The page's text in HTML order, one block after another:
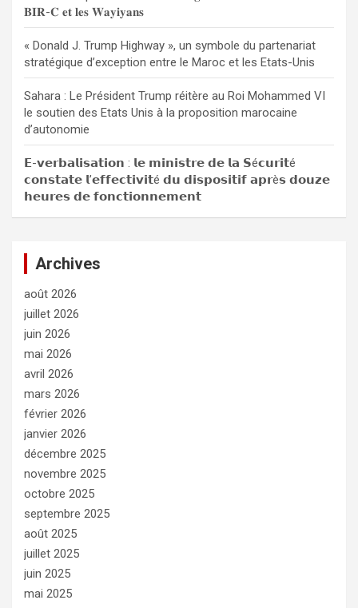
𝐁𝐈𝐑-𝐂 𝐞𝐭 𝐥𝐞𝐬 𝐖𝐚𝐲𝐢𝐲𝐚𝐧𝐬
« Donald J. Trump Highway », un symbole du partenariat
stratégique d’exception entre le Maroc et les Etats-Unis
Sahara : Le Président Trump réitère au Roi Mohammed VI
le soutien des Etats Unis à la proposition marocaine
d’autonomie
𝗘-𝘃𝗲𝗿𝗯𝗮𝗹𝗶𝘀𝗮𝘁𝗶𝗼𝗻 : 𝗹𝗲 𝗺𝗶𝗻𝗶𝘀𝘁𝗿𝗲 𝗱𝗲 𝗹𝗮 𝗦é𝗰𝘂𝗿𝗶𝘁é
𝗰𝗼𝗻𝘀𝘁𝗮𝘁𝗲 𝗹’𝗲𝗳𝗳𝗲𝗰𝘁𝗶𝘃𝗶𝘁é 𝗱𝘂 𝗱𝗶𝘀𝗽𝗼𝘀𝗶𝘁𝗶𝗳 𝗮𝗽𝗿è𝘀 𝗱𝗼𝘂𝘇𝗲
𝗵𝗲𝘂𝗿𝗲𝘀 𝗱𝗲 𝗳𝗼𝗻𝗰𝘁𝗶𝗼𝗻𝗻𝗲𝗺𝗲𝗻𝘁
Archives
août 2026
juillet 2026
juin 2026
mai 2026
avril 2026
mars 2026
février 2026
janvier 2026
décembre 2025
novembre 2025
octobre 2025
septembre 2025
août 2025
juillet 2025
juin 2025
mai 2025